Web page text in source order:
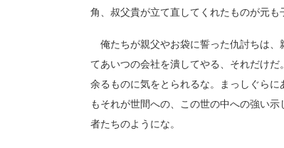
角、叔父貴が立て直してくれたものが元も
俺たちが親父やお袋に誓った仇討ちは
てあいつの会社を潰してやる、それだけ
余るものに気をとられるな。まっしぐら
もそれが世間への、この世の中への強い
者たちのようにな。